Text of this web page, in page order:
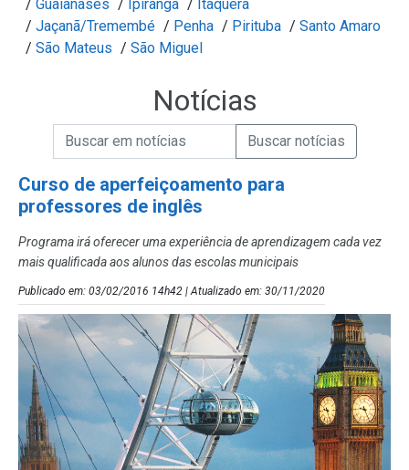
/ Guaianases / Ipiranga / Itaquera
/ Jaçanã/Tremembé / Penha / Pirituba / Santo Amaro
/ São Mateus / São Miguel
Notícias
Campo de Busca de Notícias
Campo de Busca de informaçõesEnviar a Busca de Notícias
Curso de aperfeiçoamento para
professores de inglês
Programa irá oferecer uma experiência de aprendizagem cada vez
mais qualificada aos alunos das escolas municipais
Publicado em: 03/02/2016 14h42 | Atualizado em: 30/11/2020